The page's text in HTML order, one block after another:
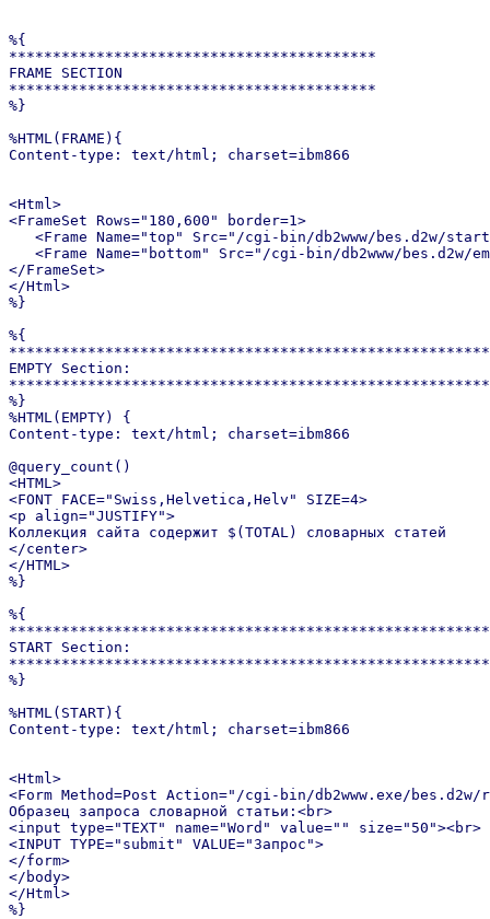
%{
******************************************
FRAME SECTION
******************************************
%}
%HTML(FRAME){
Content-type: text/html; charset=ibm866
<Html>
<FrameSet Rows="180,600" border=1>
<Frame Name="top" Src="/cgi-bin/db2www/bes.d2w/
<Frame Name="bottom" Src="/cgi-bin/db2www/
</FrameSet>
</Html>
%}
%{
EMPTY Section:
%}
%HTML(EMPTY) {
Content-type: text/html; charset=ibm866
@query_count()
<HTML>
<FONT FACE="Swiss,Helvetica,Helv" SIZE=4>
<p align="JUSTIFY">
Коллекция сайта содержит $(TOTAL) словарных статей
</center>
</HTML>
%}
%{
START Section:
%}
%HTML(START){
Content-type: text/html; charset=ibm866
<Html>
<Form Method=Post Action="/cgi-bin/db2www.exe/
Образец запроса словарной статьи:<br>
<input type="TEXT" name="Word" value="" size="50"><br>
<INPUT TYPE="submit" VALUE="Запрос">
</form>
</body>
</Html>
%}